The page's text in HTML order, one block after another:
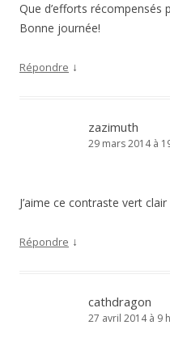
Que d’efforts récompensés
Bonne journée!
Répondre ↓
zazimuth
29 mars 2014 à
J’aime ce contraste vert
Répondre ↓
cathdragon
27 avril 2014 à 9